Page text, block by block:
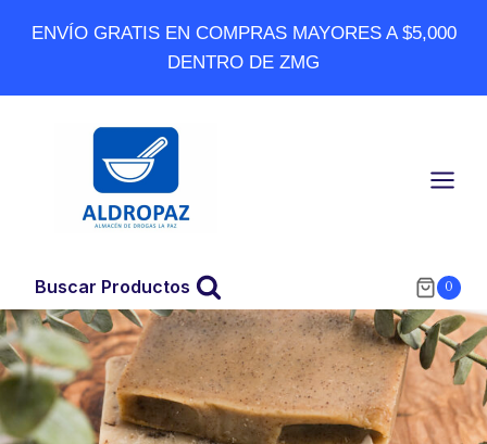
ENVÍO GRATIS EN COMPRAS MAYORES A $5,000
DENTRO DE ZMG
Buscar Productos 0